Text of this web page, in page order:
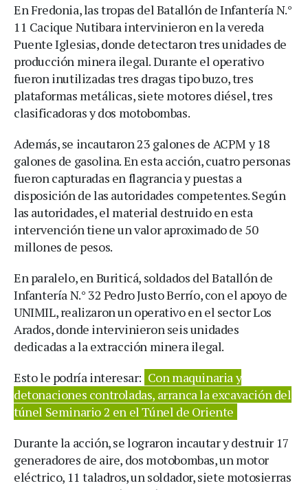
En Fredonia, las tropas del Batallón de Infantería N.°
11 Cacique Nutibara intervinieron en la vereda
Puente Iglesias, donde detectaron tres unidades de
producción minera ilegal. Durante el operativo
fueron inutilizadas tres dragas tipo buzo, tres
plataformas metálicas, siete motores diésel, tres
clasificadoras y dos motobombas.
Además, se incautaron 23 galones de ACPM y 18
galones de gasolina. En esta acción, cuatro personas
fueron capturadas en flagrancia y puestas a
disposición de las autoridades competentes. Según
las autoridades, el material destruido en esta
intervención tiene un valor aproximado de 50
millones de pesos.
En paralelo, en Buriticá, soldados del Batallón de
Infantería N.° 32 Pedro Justo Berrío, con el apoyo de
UNIMIL, realizaron un operativo en el sector Los
Arados, donde intervinieron seis unidades
dedicadas a la extracción minera ilegal.
Esto le podría interesar: Con maquinaria y
detonaciones controladas, arranca la excavación del
túnel Seminario 2 en el Túnel de Oriente
Durante la acción, se lograron incautar y destruir 17
generadores de aire, dos motobombas, un motor
eléctrico, 11 taladros, un soldador, siete motosierras